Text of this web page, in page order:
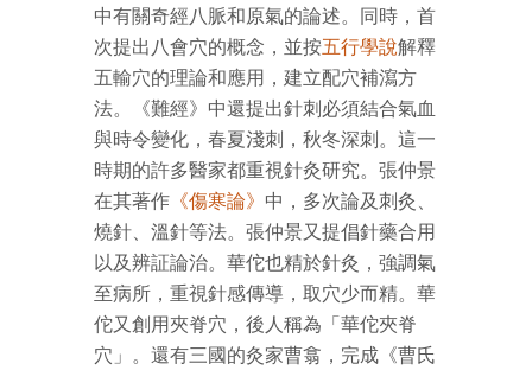
中有關奇經八脈和原氣的論述。同時，首
次提出八會穴的概念，並按五行學說解釋
五輸穴的理論和應用，建立配穴補瀉方
法。《難經》中還提出針刺必須結合氣血
與時令變化，春夏淺刺，秋冬深刺。這一
時期的許多醫家都重視針灸研究。張仲景
在其著作 《傷寒論》 中，多次論及刺灸、
燒針、溫針等法。張仲景又提倡針藥合用
以及辨証論治。華佗也精於針灸，強調氣
至病所，重視針感傳導，取穴少而精。華
佗又創用夾脊穴，後人稱為「華佗夾脊
穴」。還有三國的灸家曹翕，完成《曹氏